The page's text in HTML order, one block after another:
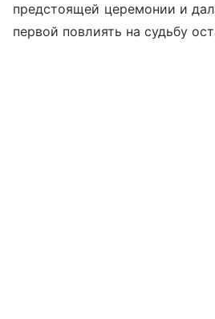
предстоящей церемонии и
первой повлиять на судьбу